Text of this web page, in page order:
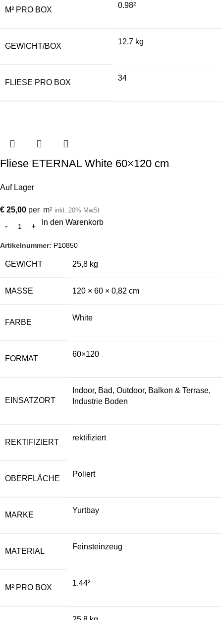
M² PRO BOX
0.98²
GEWICHT/BOX
12.7 kg
FLIESE PRO BOX
34
Fliese ETERNAL White 60×120 cm
Auf Lager
€ 25,00 per m2 inkl. 20% MwSt
In den Warenkorb
Artikelnummer: P10850
GEWICHT 25,8 kg
MASSE 120 × 60 × 0,82 cm
FARBE
White
FORMAT
60×120
EINSATZORT
Indoor, Bad, Outdoor, Balkon & Terrase,
Industrie Boden
REKTIFIZIERT
rektifiziert
OBERFLÄCHE
Poliert
MARKE
Yurtbay
MATERIAL
Feinsteinzeug
M² PRO BOX
1.44²